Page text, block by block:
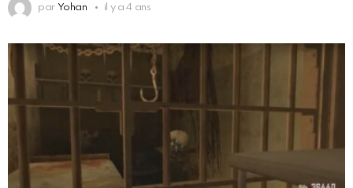
par Yohan il y a 4 ans